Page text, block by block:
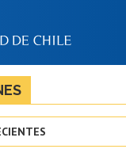
BIBLIOTECAS
LA UNIVERSIDAD
Estudiantes